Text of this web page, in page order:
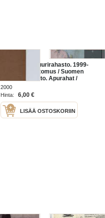
Suomen Kulttuurirahasto. 1999-
2000Vuosikertomus / Suomen
Kulttuurirahasto. Apurahat /
Suomen Kulttuurirahasto.
Apurahat toimintavuonna ... /
Suomen
2000
Hinta:
6,00 €
LISÄÄ OSTOSKORIIN